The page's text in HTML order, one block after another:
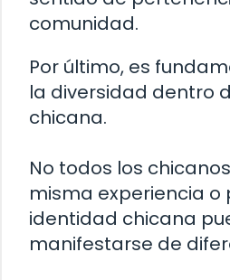
comunidad.
Por último, es
la diversidad dentro
chicana.
No todos los
misma experiencia o
identidad chicana
manifestarse de